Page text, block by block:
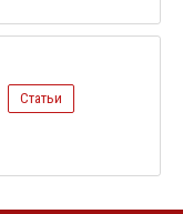
Статьи